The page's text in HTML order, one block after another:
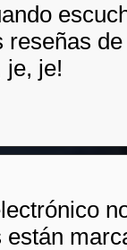
reseñas
je, je!
están